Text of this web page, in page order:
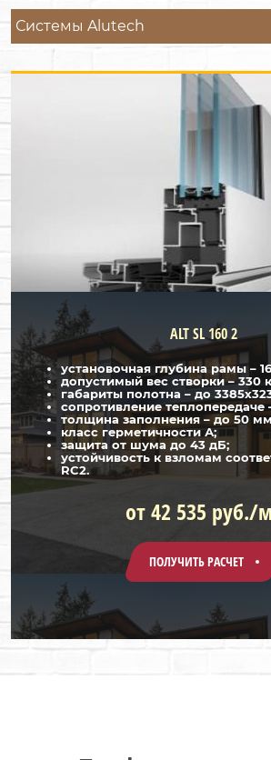
Системы Alutech
ALT SL 160 2
установочная глубина рамы –
допустимый вес створки – 330
габариты полотна – до
сопротивление теплопередаче
толщина заполнения – до 50
класс герметичности А;
защита от шума до 43 дБ;
устойчивость к взломам
RC2.
от 42 535 руб./
ПОЛУЧИТЬ РАСЧЕТ